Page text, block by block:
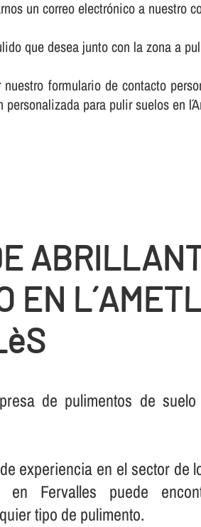
un correo electrónico a nuestro
que desea junto con la zona a
formulario de contacto
para pulir suelos en
EN
de pulimentos de suelo
experiencia en el sector de
Fervalles puede
tipo de pulimento.